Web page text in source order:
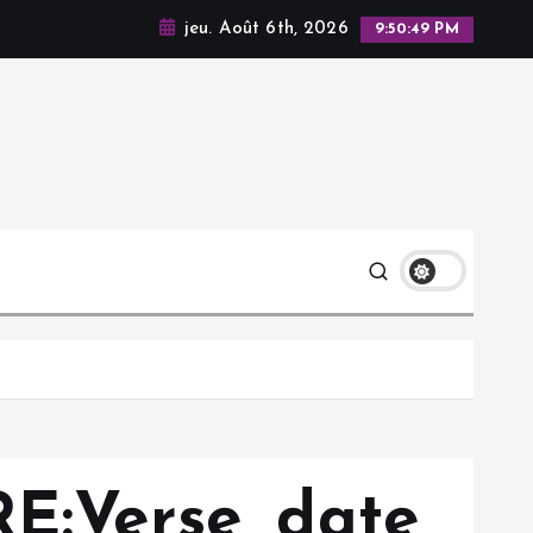
jeu. Août 6th, 2026 9:50:50 PM